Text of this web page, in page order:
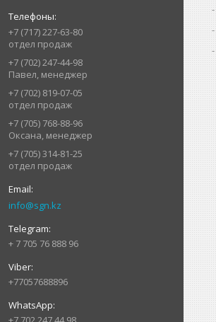
+7 (717) 227-63-80
отдел продаж
+7 (702) 247-44-98
Павел, менеджер
+7 (702) 819-07-05
отдел продаж
+7 (705) 768-88-96
Оксана, менеджер
+7 (705) 314-81-25
отдел продаж
info@sgn.kz
+ 7 705 76 888 96
+77057688896